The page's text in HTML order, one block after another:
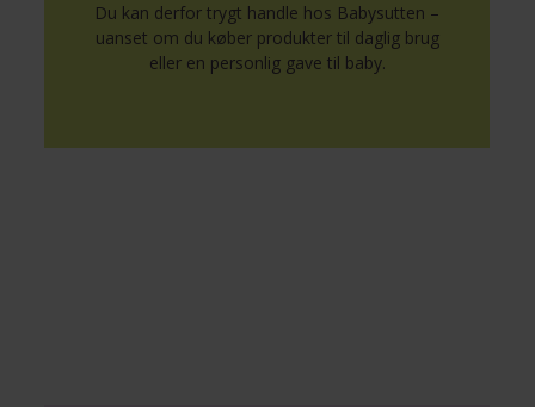
Du kan derfor trygt handle hos Babysutten –
uanset om du køber produkter til daglig brug
eller en personlig gave til baby.